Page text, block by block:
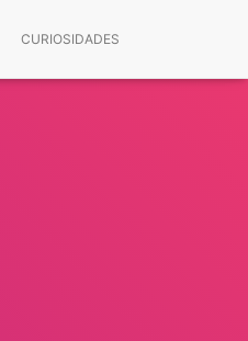
CURIOSIDADES